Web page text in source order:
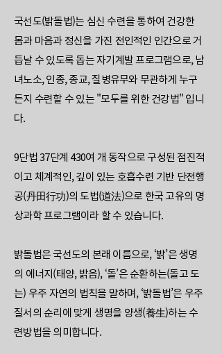
국선도(밝돌법)는 심신 수련을 통하여 건강한
몸과 마음과 정신을 가진 전인적인 인간으로 거
듭날 수 있도록 돕는 자기계발 프로그램으로, 남
녀노소, 인종, 종교, 질병유무와 무관하게 누구
든지 수련할 수 있는 "모두를 위한 건강법" 입니
다.
9단법 37단계 430여 개 동작으로 구성된 점진적
이고 체계적인, 깊이 있는 호흡수련 기반 단전행
공(丹田行功)의 도법(道法)으로 한국 고유의 명
상과학 프로그램이라 할 수 있습니다.
밝돌법은 국선도의 본래 이름으로, ‘밝’은 생명
의 에너지(태양, 밝음), ‘돌’은 순환하는(돌고 도
는) 우주 자연의 법칙을 말하며, ‘밝돌법’은 우주
질서의 순리에 맞게 생명을 양생(養生)하는 수
련방법을 의미합니다.